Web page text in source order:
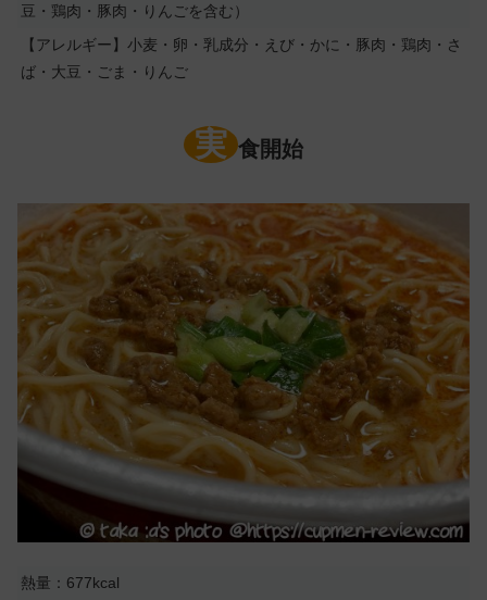
豆・鶏肉・豚肉・りんごを含む）
【アレルギー】小麦・卵・乳成分・えび・かに・豚肉・鶏肉・さ
ば・大豆・ごま・りんご
実 食開始
熱量：677kcal